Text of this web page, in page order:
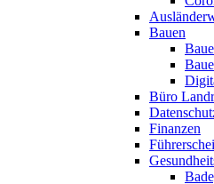
Bauen
Büro
Finanzen